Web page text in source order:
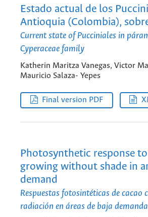
Estado actual de los
Antioquia (Colombia),
Current state of Pucciniales in
Cyperaceae family
Katherin Maritza Vanegas, Victor
Mauricio Salaza- Yepes
Final version PDF
Photosynthetic response
growing without shade in
demand
Respuestas fotosintéticas de
radiación en áreas de baja